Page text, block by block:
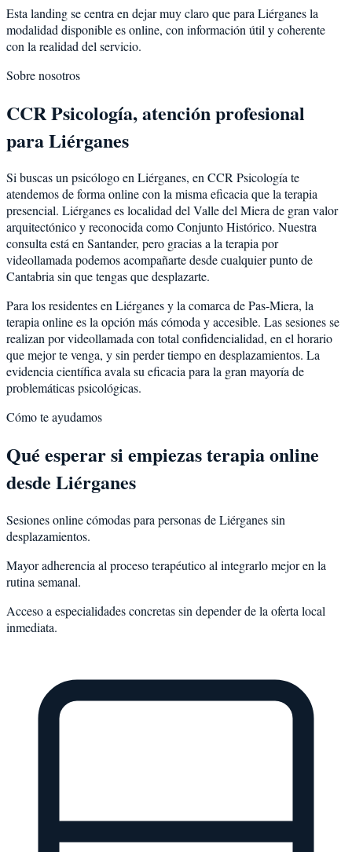
Esta landing se centra en dejar muy claro que para Liérganes la
modalidad disponible es online, con información útil y coherente
con la realidad del servicio.
Sobre nosotros
CCR Psicología, atención profesional
para Liérganes
Si buscas un psicólogo en Liérganes, en CCR Psicología te
atendemos de forma online con la misma eficacia que la terapia
presencial. Liérganes es localidad del Valle del Miera de gran valor
arquitectónico y reconocida como Conjunto Histórico. Nuestra
consulta está en Santander, pero gracias a la terapia por
videollamada podemos acompañarte desde cualquier punto de
Cantabria sin que tengas que desplazarte.
Para los residentes en Liérganes y la comarca de Pas-Miera, la
terapia online es la opción más cómoda y accesible. Las sesiones se
realizan por videollamada con total confidencialidad, en el horario
que mejor te venga, y sin perder tiempo en desplazamientos. La
evidencia científica avala su eficacia para la gran mayoría de
problemáticas psicológicas.
Cómo te ayudamos
Qué esperar si empiezas terapia online
desde Liérganes
Sesiones online cómodas para personas de Liérganes sin
desplazamientos.
Mayor adherencia al proceso terapéutico al integrarlo mejor en la
rutina semanal.
Acceso a especialidades concretas sin depender de la oferta local
inmediata.